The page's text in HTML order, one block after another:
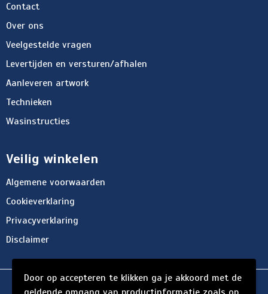
Contact
Over ons
Veelgestelde vragen
Levertijden en versturen/afhalen
Aanleveren artwork
Technieken
Wasinstructies
Veilig winkelen
Algemene voorwaarden
Cookieverklaring
Privacyverklaring
Disclaimer
© Copyright d'Hersigny 2024
Door op accepteren te klikken ga je akkoord met de